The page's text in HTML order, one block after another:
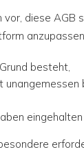
vor, diese AGB
besteht,